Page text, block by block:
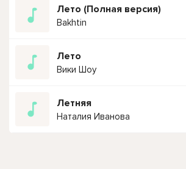
Лето (Полная версия)
Bakhtin
Лето
Вики Шоу
Летняя
Наталия Иванова